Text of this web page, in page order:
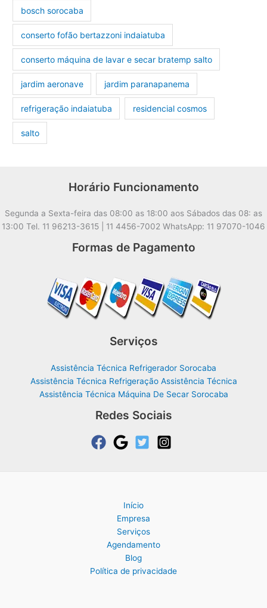
bosch sorocaba
conserto fofão bertazzoni indaiatuba
conserto máquina de lavar e secar bratemp salto
jardim aeronave jardim paranapanema
refrigeração indaiatuba residencial cosmos
salto
Horário Funcionamento
Segunda a Sexta-feira das 08:00 as 18:00 aos Sábados das 08: as
13:00 Tel. 11 96213-3615 | 11 4456-7002 WhatsApp: 11 97070-1046
Formas de Pagamento
Serviços
Assistência Técnica Refrigerador Sorocaba
Assistência Técnica Refrigeração Assistência Técnica
Assistência Técnica Máquina De Secar Sorocaba
Redes Sociais
Início
Empresa
Serviços
Agendamento
Blog
Política de privacidade